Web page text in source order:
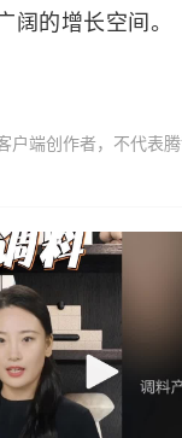
阔的增长空间。
户端创作者，不代表